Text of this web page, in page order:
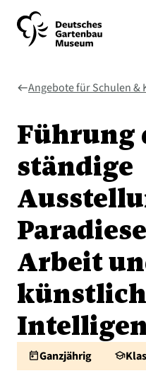
westAngebote für Schulen &
Führung
ständige
Arbeit
todayGanzjährig school